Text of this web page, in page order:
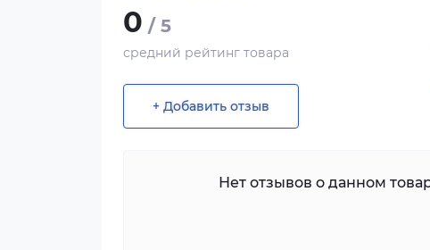
0 / 5
средний рейтинг товара
+ Добавить отзыв
Нет отзывов о данном